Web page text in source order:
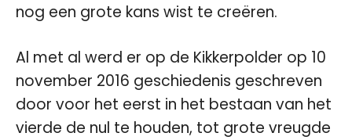
nog een grote kans wist te creëren.
Al met al werd er op de Kikkerpolder op 10
november 2016 geschiedenis geschreven
door voor het eerst in het bestaan van het
vierde de nul te houden, tot grote vreugde